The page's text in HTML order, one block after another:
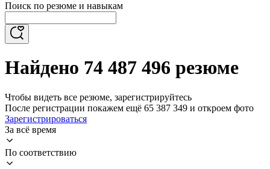
Поиск по резюме и навыкам
Найдено 74 487 496 резюме
Чтобы видеть все резюме, зарегистрируйтесь
После регистрации покажем ещё 65 387 349 и откроем фото
Зарегистрироваться
За всё время
По соответствию